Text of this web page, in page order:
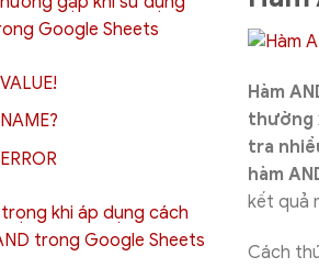
Google Sheets
khi áp dụng cách
trong Google Sheets
Hàm
thường
tra
hàm
kết quả
Cách